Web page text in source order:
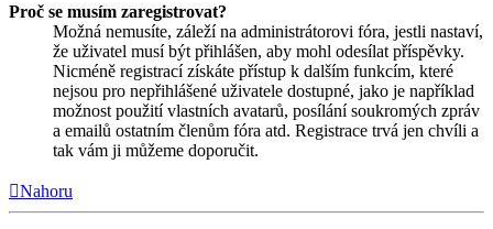
Proč se musím zaregistrovat?
Možná nemusíte, záleží na administrátorovi fóra, jestli nastaví,
že uživatel musí být přihlášen, aby mohl odesílat příspěvky.
Nicméně registrací získáte přístup k dalším funkcím, které
nejsou pro nepřihlášené uživatele dostupné, jako je například
možnost použití vlastních avatarů, posílání soukromých zpráv
a emailů ostatním členům fóra atd. Registrace trvá jen chvíli a
tak vám ji můžeme doporučit.
Nahoru